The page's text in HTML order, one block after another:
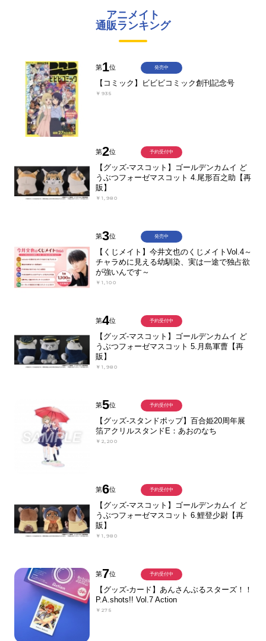
アニメイト
通販ランキング
第1位
【コミック】ビビビコミック創刊記念号
￥935
発売中
第2位
【グッズ-マスコット】ゴールデンカムイ ど
うぶつフォーゼマスコット 4.尾形百之助【再
販】
￥1,980
予約受付中
第3位
【くじメイト】今井文也のくじメイトVol.4～
チャラめに見える幼馴染、実は一途で独占欲
が強いんです～
￥1,100
発売中
第4位
【グッズ-マスコット】ゴールデンカムイ ど
うぶつフォーゼマスコット 5.月島軍曹【再
販】
￥1,980
予約受付中
第5位
【グッズ-スタンドポップ】百合姫20周年展
箔アクリルスタンドE：あおのなち
￥2,200
予約受付中
第6位
【グッズ-マスコット】ゴールデンカムイ ど
うぶつフォーゼマスコット 6.鯉登少尉【再
販】
￥1,980
予約受付中
第7位
【グッズ-カード】あんさんぶるスターズ！！
P.A.shots!! Vol.7 Action
￥275
予約受付中